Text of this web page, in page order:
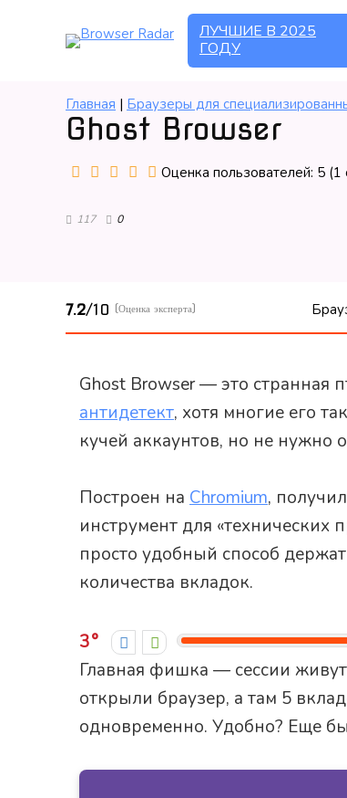
ЛУЧШИЕ В 2025
ГОДУ
Главная | Браузеры для
Ghost Browser
Оценка пользователей: 5 (1
117 0
7.2/10 (Оценка эксперта)
Ghost Browser — это странная
антидетект, хотя многие его
кучей аккаунтов, но не нужно
Построен на Chromium,
инструмент для
просто удобный способ
количества вкладок.
3
Главная фишка — сессии
открыли браузер, а там 5
одновременно. Удобно? Еще